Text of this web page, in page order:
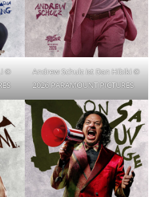
©
Andrew Schulz ist Dan Hibiki ©
2026 PARAMOUNT PICTURES